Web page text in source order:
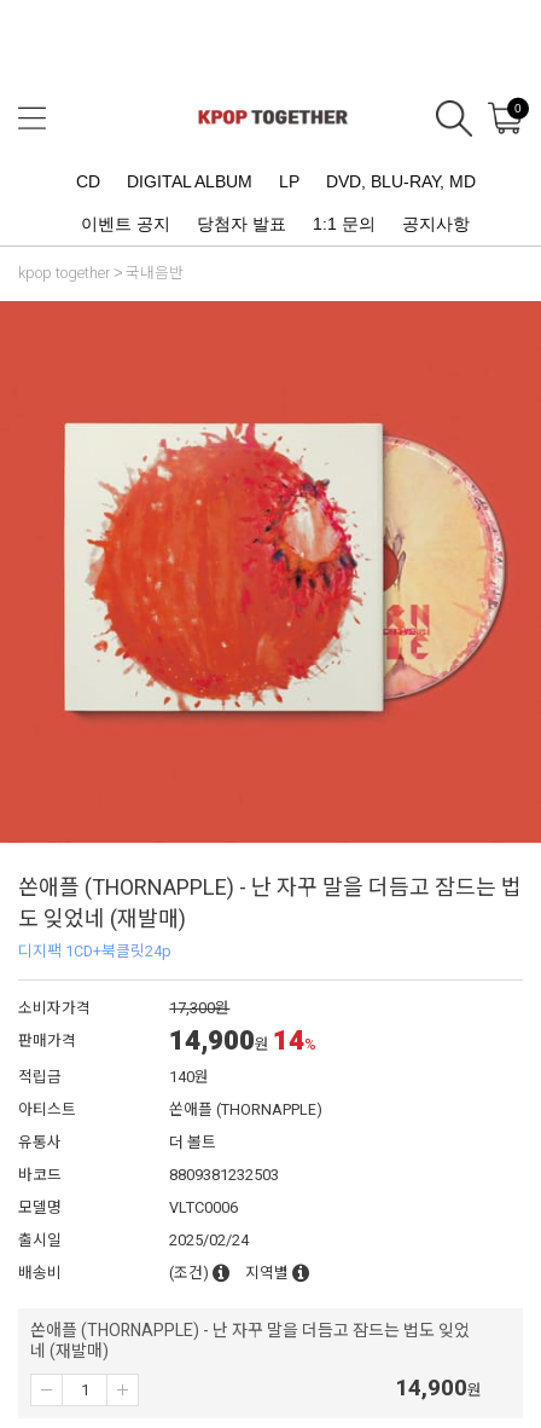
0
CD DIGITAL ALBUM LP DVD, BLU-RAY, MD
이벤트 공지 당첨자 발표 1:1 문의 공지사항
kpop together 국내음반
쏜애플 (THORNAPPLE) - 난 자꾸 말을 더듬고 잠드는 법
도 잊었네 (재발매)
디지팩 1CD+북클릿24p
소비자가격
17,300원
판매가격
14,900원 14%
적립금
140원
아티스트
쏜애플 (THORNAPPLE)
유통사
더 볼트
바코드
8809381232503
모델명
VLTC0006
출시일
2025/02/24
배송비
(조건) 지역별
쏜애플 (THORNAPPLE) - 난 자꾸 말을 더듬고 잠드는 법도 잊었
네 (재발매)
14,900원